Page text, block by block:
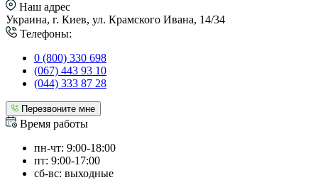
Наш адрес
Украина, г. Киев, ул. Крамского Ивана, 14/34
Телефоны:
0 (800) 330 698
(067) 443 93 10
(044) 333 87 28
Перезвоните мне
Время работы
пн-чт: 9:00-18:00
пт: 9:00-17:00
сб-вс: выходные